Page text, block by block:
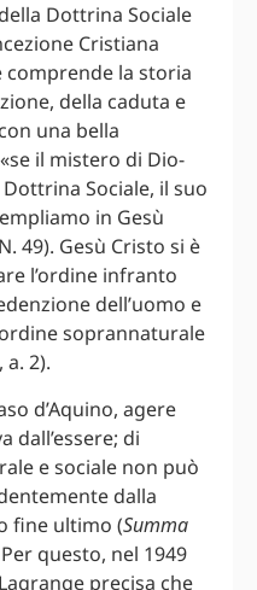
Dottrina Sociale
Cristiana
comprende la storia
della caduta e
una bella
il mistero di Dio-
Sociale, il suo
in Gesù
49). Gesù Cristo si è
l’ordine infranto
dell’uomo e
soprannaturale
a. 2).
d’Aquino, agere
dall’essere; di
e sociale non può
dalla
fine ultimo (Summa
questo, nel 1949
precisa che